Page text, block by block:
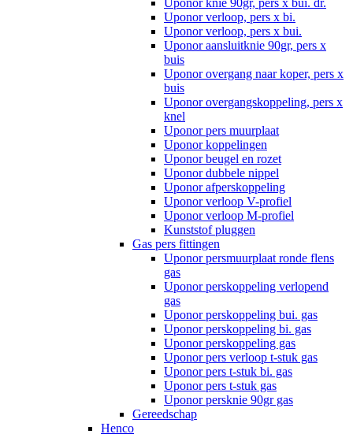
Uponor knie 90gr, pers x bui. dr.
Uponor verloop, pers x bi.
Uponor verloop, pers x bui.
Uponor aansluitknie 90gr, pers x
buis
Uponor overgang naar koper, pers x
buis
Uponor overgangskoppeling, pers x
knel
Uponor pers muurplaat
Uponor koppelingen
Uponor beugel en rozet
Uponor dubbele nippel
Uponor afperskoppeling
Uponor verloop V-profiel
Uponor verloop M-profiel
Kunststof pluggen
Gas pers fittingen
Uponor persmuurplaat ronde flens
gas
Uponor perskoppeling verlopend
gas
Uponor perskoppeling bui. gas
Uponor perskoppeling bi. gas
Uponor perskoppeling gas
Uponor pers verloop t-stuk gas
Uponor pers t-stuk bi. gas
Uponor pers t-stuk gas
Uponor persknie 90gr gas
Gereedschap
Henco